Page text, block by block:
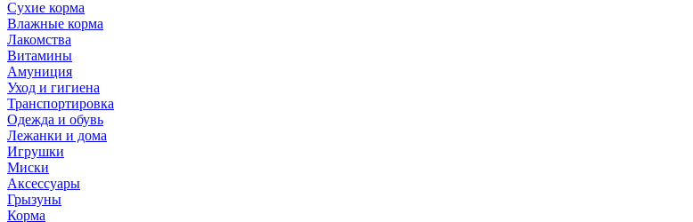
Сухие корма
Влажные корма
Лакомства
Витамины
Амуниция
Уход и гигиена
Транспортировка
Одежда и обувь
Лежанки и дома
Игрушки
Миски
Аксессуары
Грызуны
Корма